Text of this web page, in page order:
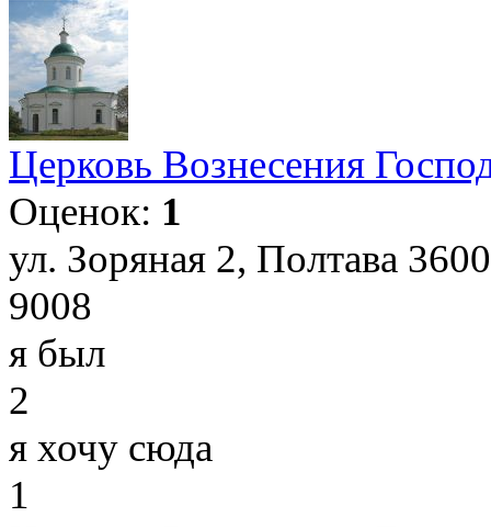
Церковь Вознесения
Оценок: 1
ул. Зоряная 2, Полтава
9008
я был
2
я хочу сюда
1